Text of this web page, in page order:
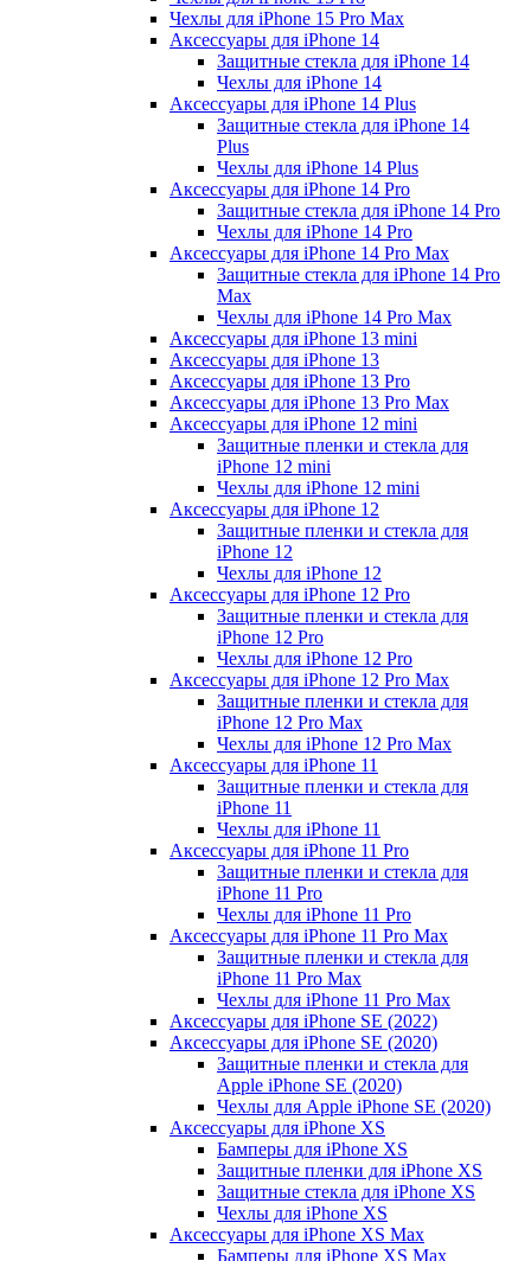
Чехлы для iPhone 15 Pro Max
Аксессуары для iPhone 14
Защитные стекла для iPhone 14
Чехлы для iPhone 14
Аксессуары для iPhone 14 Plus
Защитные стекла для iPhone 14
Plus
Чехлы для iPhone 14 Plus
Аксессуары для iPhone 14 Pro
Защитные стекла для iPhone 14 Pro
Чехлы для iPhone 14 Pro
Аксессуары для iPhone 14 Pro Max
Защитные стекла для iPhone 14 Pro
Max
Чехлы для iPhone 14 Pro Max
Аксессуары для iPhone 13 mini
Аксессуары для iPhone 13
Аксессуары для iPhone 13 Pro
Аксессуары для iPhone 13 Pro Max
Аксессуары для iPhone 12 mini
Защитные пленки и стекла для
iPhone 12 mini
Чехлы для iPhone 12 mini
Аксессуары для iPhone 12
Защитные пленки и стекла для
iPhone 12
Чехлы для iPhone 12
Аксессуары для iPhone 12 Pro
Защитные пленки и стекла для
iPhone 12 Pro
Чехлы для iPhone 12 Pro
Аксессуары для iPhone 12 Pro Max
Защитные пленки и стекла для
iPhone 12 Pro Max
Чехлы для iPhone 12 Pro Max
Аксессуары для iPhone 11
Защитные пленки и стекла для
iPhone 11
Чехлы для iPhone 11
Аксессуары для iPhone 11 Pro
Защитные пленки и стекла для
iPhone 11 Pro
Чехлы для iPhone 11 Pro
Аксессуары для iPhone 11 Pro Max
Защитные пленки и стекла для
iPhone 11 Pro Max
Чехлы для iPhone 11 Pro Max
Аксессуары для iPhone SE (2022)
Аксессуары для iPhone SE (2020)
Защитные пленки и стекла для
Apple iPhone SE (2020)
Чехлы для Apple iPhone SE (2020)
Аксессуары для iPhone ХS
Бамперы для iPhone ХS
Защитные пленки для iPhone ХS
Защитные стекла для iPhone ХS
Чехлы для iPhone ХS
Аксессуары для iPhone ХS Max
Бамперы для iPhone XS Max